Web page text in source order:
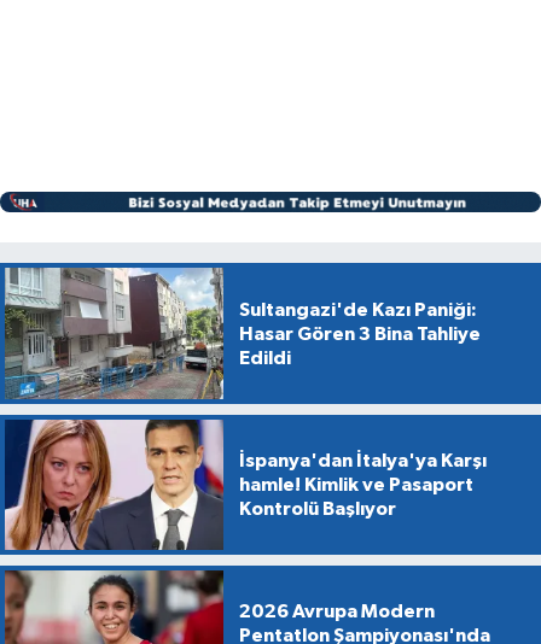
Sultangazi'de Kazı Paniği:
Hasar Gören 3 Bina Tahliye
Edildi
İspanya'dan İtalya'ya Karşı
hamle! Kimlik ve Pasaport
Kontrolü Başlıyor
2026 Avrupa Modern
Pentatlon Şampiyonası'nda